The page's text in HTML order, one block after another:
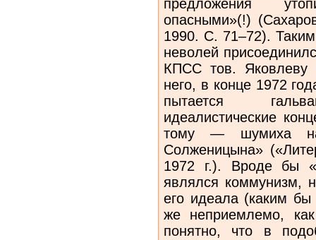
предложения
опасными»(!)
1990. С. 71–72).
неволей
КПСС тов. Яковлеву
него, в конце 1972
пытается
идеалистические
тому — шумиха на
Солженицына»
1972 г.). Вроде бы
являлся коммунизм,
его идеала (каким
же неприемлемо,
понятно, что в